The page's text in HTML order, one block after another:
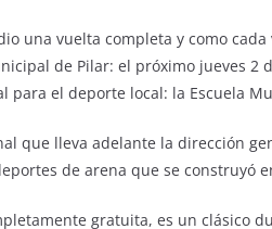
una vuelta completa y como
de Pilar: el próximo jueves 2
para el deporte local: la Escuela
que lleva adelante la dirección
de arena que se construyó
gratuita, es un clásico